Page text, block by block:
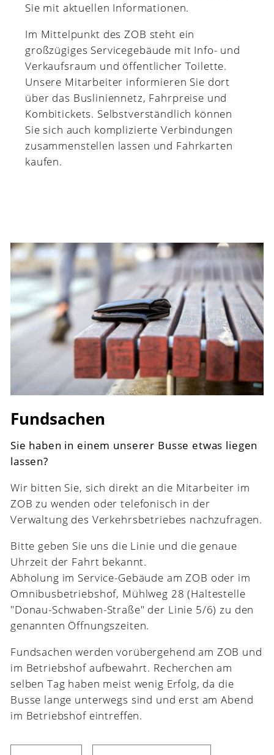
Sie mit aktuellen Informationen.
Im Mittelpunkt des ZOB steht ein
großzügiges Servicegebäude mit Info- und
Verkaufsraum und öffentlicher Toilette.
Unsere Mitarbeiter informieren Sie dort
über das Busliniennetz, Fahrpreise und
Kombitickets. Selbstverständlich können
Sie sich auch komplizierte Verbindungen
zusammenstellen lassen und Fahrkarten
kaufen.
Fundsachen
Sie haben in einem unserer Busse etwas liegen
lassen?
Wir bitten Sie, sich direkt an die Mitarbeiter im
ZOB zu wenden oder telefonisch in der
Verwaltung des Verkehrsbetriebes nachzufragen.
Bitte geben Sie uns die Linie und die genaue
Uhrzeit der Fahrt bekannt.
Abholung im Service-Gebäude am ZOB oder im
Omnibusbetriebshof, Mühlweg 28 (Haltestelle
"Donau-Schwaben-Straße" der Linie 5/6) zu den
genannten Öffnungszeiten.
Fundsachen werden vorübergehend am ZOB und
im Betriebshof aufbewahrt. Recherchen am
selben Tag haben meist wenig Erfolg, da die
Busse lange unterwegs sind und erst am Abend
im Betriebshof eintreffen.